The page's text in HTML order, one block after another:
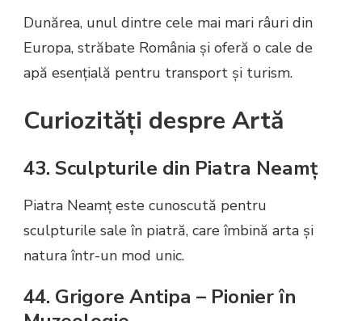
Dunărea, unul dintre cele mai mari râuri din
Europa, străbate România și oferă o cale de
apă esențială pentru transport și turism.
Curiozități despre Artă
43. Sculpturile din Piatra Neamț
Piatra Neamț este cunoscută pentru
sculpturile sale în piatră, care îmbină arta și
natura într-un mod unic.
44. Grigore Antipa – Pionier în